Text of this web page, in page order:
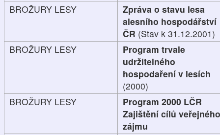
BROŽURY LESY
Zpráva o stavu lesa
alesního hospodářství
ČR (Stav k 31.12.2001)
BROŽURY LESY
Program trvale
udržitelného
hospodaření v lesích
(2000)
BROŽURY LESY
Program 2000 LČR
Zajištění cílů veřejného
zájmu